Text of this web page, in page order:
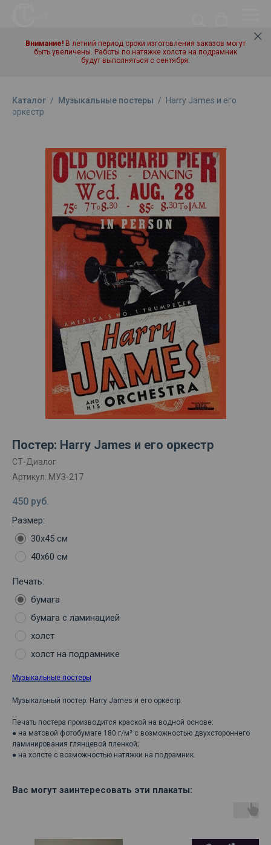
Внимание! В летний период сроки изготовления заказов могут
быть увеличены. Работы по натяжке холста на подрамник
будут выполняться с сентября.
Каталог / Музыкальные постеры /
Harry James и его
оркестр
Постер: Harry James и его оркестр
СТ-Диалог
Артикул: МУЗ-217
450 руб.
Размер:
30х45 см
40х60 см
Печать:
бумага
бумага с ламинацией
холст
холст на подрамнике
Музыкальные постеры
Музыкальный постер: Harry James и его оркестр.
Печать постера производится краской на водной основе:
● на матовой фотобумаге 180 г/м² с возможностью двухстороннего
ламинирования глянцевой пленкой;
● на холсте с возможностью натяжки на подрамник.
Вас могут заинтересовать эти плакаты: